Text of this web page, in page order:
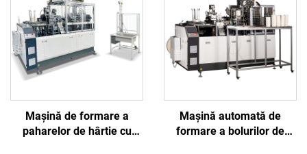
Mașină de formare a
paharelor de hârtie cu
Mașină automată de
formare a bolurilor de